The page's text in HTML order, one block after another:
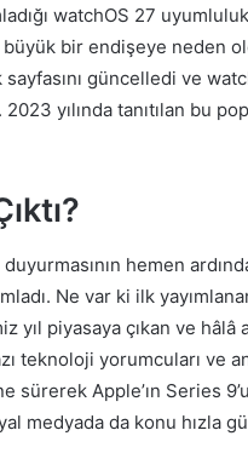
watchOS 27
büyük bir endişeye neden
güncelledi ve
yılında tanıtılan bu
hemen
Ne var ki ilk
piyasaya çıkan ve hâlâ
teknoloji yorumcuları ve
Apple’ın Series
medyada da konu hızla